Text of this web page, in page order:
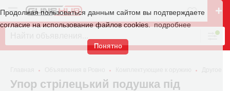
Продолжая пользоваться данным сайтом вы подтверждаете
согласие на использование файлов cookies.
подробнее
Понятно
Упор стрілецький подушка під